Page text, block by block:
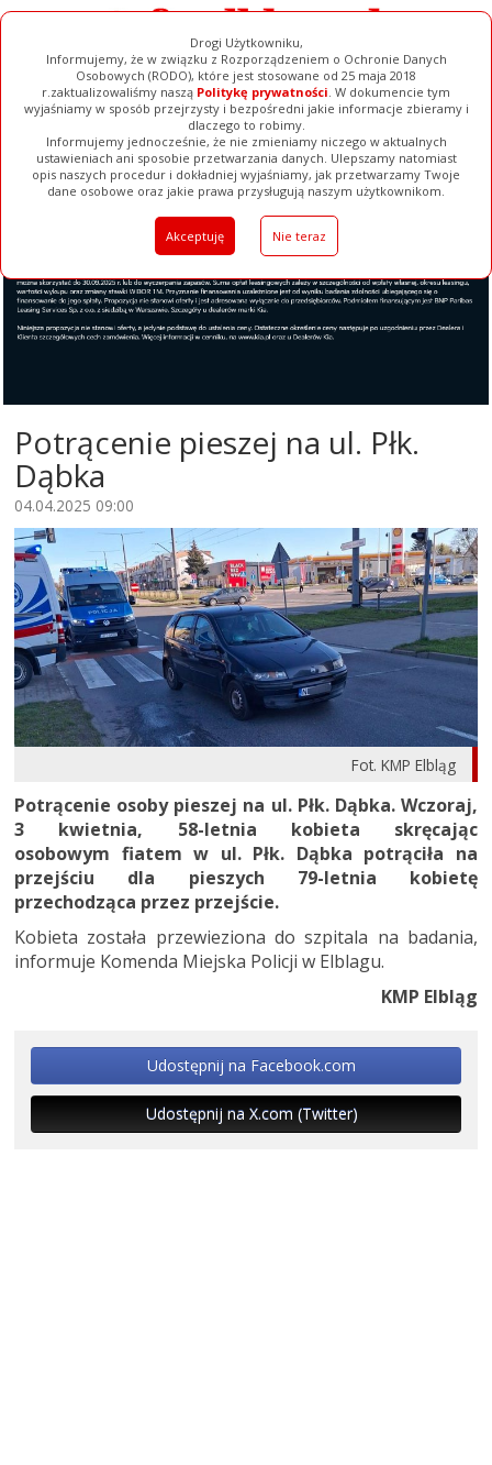
Drogi Użytkowniku,
Informujemy, że w związku z Rozporządzeniem o Ochronie Danych
Osobowych (RODO), które jest stosowane od 25 maja 2018
r.zaktualizowaliśmy naszą Politykę prywatności. W dokumencie tym
wyjaśniamy w sposób przejrzysty i bezpośredni jakie informacje zbieramy i
dlaczego to robimy.
Informujemy jednocześnie, że nie zmieniamy niczego w aktualnych
ustawieniach ani sposobie przetwarzania danych. Ulepszamy natomiast
opis naszych procedur i dokładniej wyjaśniamy, jak przetwarzamy Twoje
dane osobowe oraz jakie prawa przysługują naszym użytkownikom.
Akceptuję Nie teraz
Ogłoszenia Filmy Galerie Baza Firm Pełna Wersja
Potrącenie pieszej na ul. Płk.
Dąbka
04.04.2025 09:00
Fot. KMP Elbląg
Potrącenie osoby pieszej na ul. Płk. Dąbka. Wczoraj,
3 kwietnia, 58-letnia kobieta skręcając
osobowym fiatem w ul. Płk. Dąbka potrąciła na
przejściu dla pieszych 79-letnia kobietę
przechodząca przez przejście.
Kobieta została przewieziona do szpitala na badania,
informuje Komenda Miejska Policji w Elblagu.
KMP Elbląg
Udostępnij na Facebook.com
Udostępnij na X.com (Twitter)